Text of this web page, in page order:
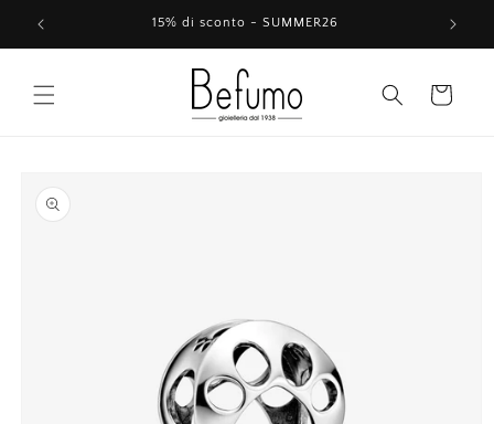
direttamente
ai contenuti
15% di sconto - SUMMER26
Carrello
informazioni
sul prodotto